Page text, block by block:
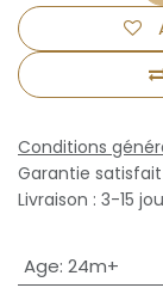
Conditions
Garantie
Livraison : 3-15
Age: 24m+